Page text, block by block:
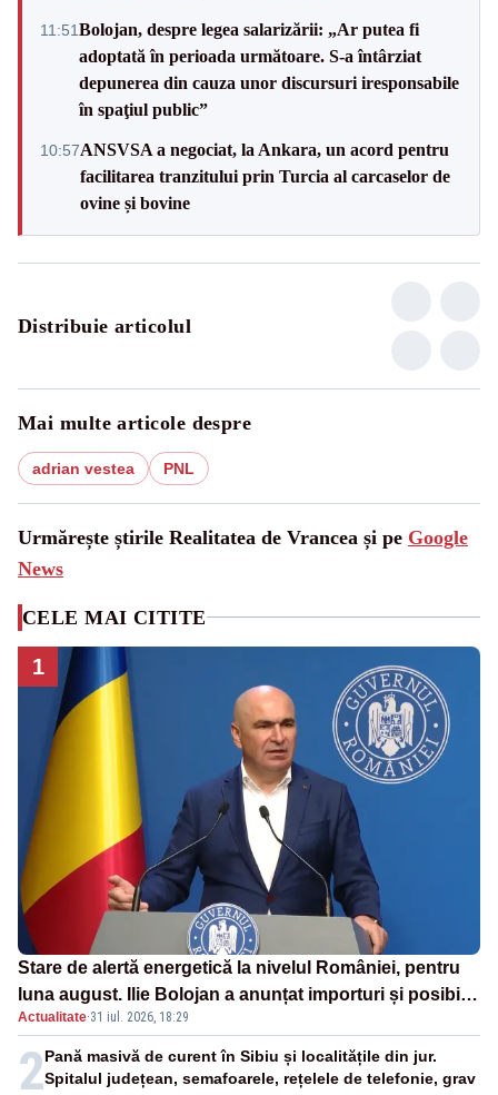
11:51Bolojan, despre legea salarizării: „Ar putea fi
adoptată în perioada următoare. S-a întârziat
depunerea din cauza unor discursuri iresponsabile
în spaţiul public”
10:57ANSVSA a negociat, la Ankara, un acord pentru
facilitarea tranzitului prin Turcia al carcaselor de
ovine și bovine
Distribuie articolul
Mai multe articole despre
adrian vestea PNL
Urmărește știrile Realitatea de Vrancea și pe Google
News
CELE MAI CITITE
1
Stare de alertă energetică la nivelul României, pentru
luna august. Ilie Bolojan a anunțat importuri și posibile
restricții – VIDEO
Actualitate·31 iul. 2026, 18:29
2Pană masivă de curent în Sibiu și localitățile din jur.
Spitalul județean, semafoarele, rețelele de telefonie, grav